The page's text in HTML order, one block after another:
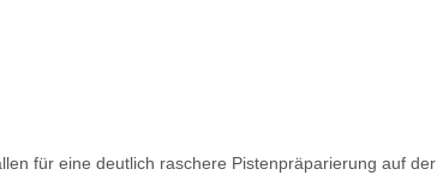
für eine deutlich raschere Pistenpräparierung auf der